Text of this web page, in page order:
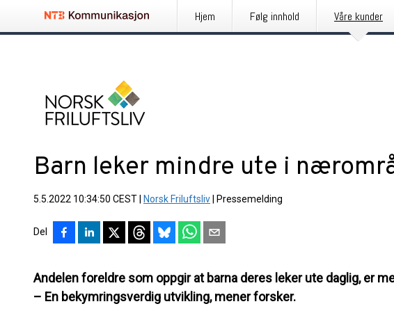
Hjem Følg innhold Våre kunder
Barn leker mindre ute i
5.5.2022 10:34:50 CEST Norsk Friluftsliv Pressemelding
Del
Andelen foreldre som oppgir at barna deres leker ute daglig, er
– En bekymringsverdig utvikling, mener forsker.